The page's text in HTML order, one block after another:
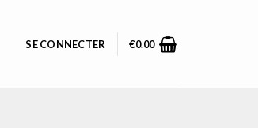
SE CONNECTER €0.00